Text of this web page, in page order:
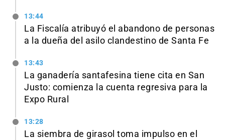
13:44
La Fiscalía atribuyó el abandono de personas
a la dueña del asilo clandestino de Santa Fe
13:43
La ganadería santafesina tiene cita en San
Justo: comienza la cuenta regresiva para la
Expo Rural
13:28
La siembra de girasol toma impulso en el